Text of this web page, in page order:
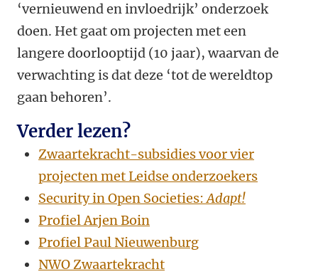
‘vernieuwend en invloedrijk’ onderzoek
doen. Het gaat om projecten met een
langere doorlooptijd (10 jaar), waarvan de
verwachting is dat deze ‘tot de wereldtop
gaan behoren’.
Verder lezen?
Zwaartekracht-subsidies voor vier
projecten met Leidse onderzoekers
Security in Open Societies:Adapt!
Profiel Arjen Boin
Profiel Paul Nieuwenburg
NWO Zwaartekracht